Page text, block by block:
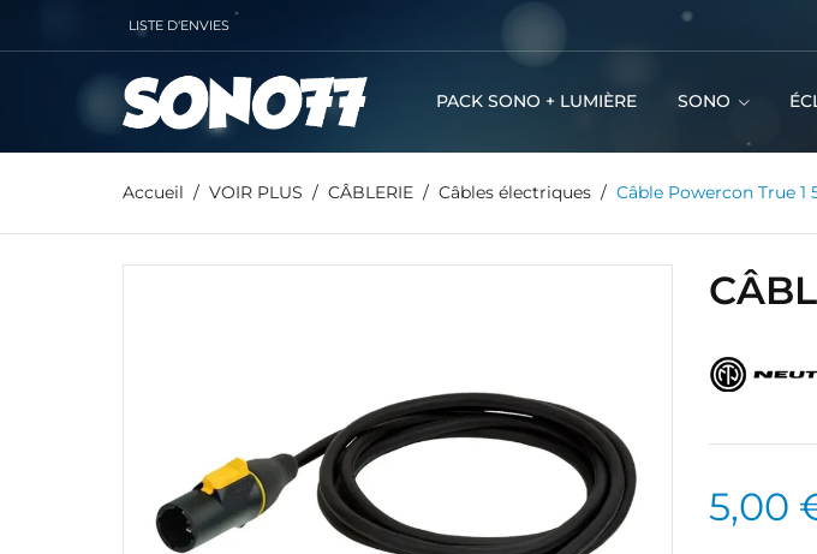
LISTE D'ENVIES
PACK SONO + LUMIÈRE SONO
Accueil VOIR PLUS CÂBLERIE Câbles électriques Câble Powercon True 1
5,00